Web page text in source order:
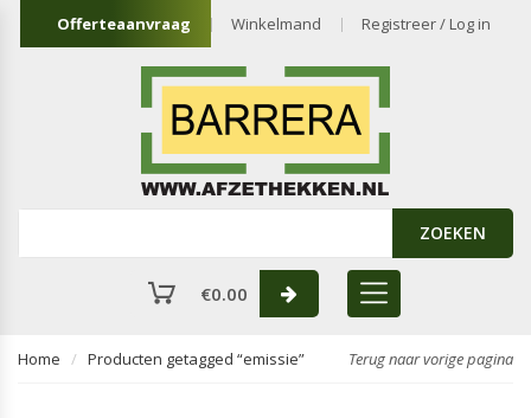
Offerteaanvraag Winkelmand Registreer / Log in
ZOEKEN
€0.00
Home Producten getagged “emissie” Terug naar vorige pagina